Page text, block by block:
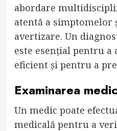
abordare
atentă a simptomelor
avertizare. Un
este esențial pentru
eficient și pentru a
Examinarea
Un medic poate
medicală pentru a